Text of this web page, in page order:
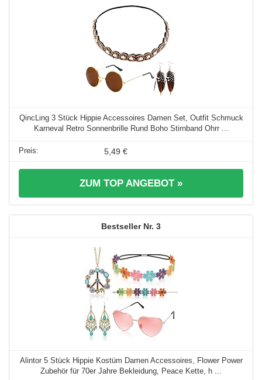
QincLing 3 Stück Hippie Accessoires Damen Set, Outfit Schmuck
Karneval Retro Sonnenbrille Rund Boho Stirnband Ohrr ...
5,49 €
ZUM TOP ANGEBOT »
3
Alintor 5 Stück Hippie Kostüm Damen Accessoires, Flower Power
Zubehör für 70er Jahre Bekleidung, Peace Kette, h ...